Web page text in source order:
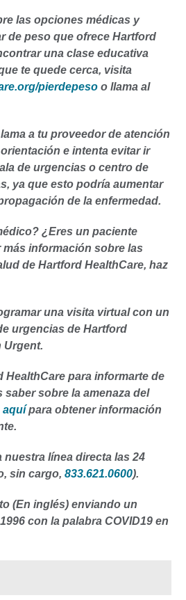
las opciones médicas y
de peso que ofrece Hartford
una clase educativa
te quede cerca, visita
pierdepeso o llama al
a tu proveedor de atención
e intenta evitar ir
de urgencias o centro de
ya que esto podría aumentar
de la enfermedad.
¿Eres un paciente
información sobre las
de Hartford HealthCare, haz
una visita virtual con un
urgencias de Hartford
Urgent.
HealthCare para informarte de
sobre la amenaza del
aquípara obtener información
nuestra línea directa las 24
sin cargo, 833.621.0600).
(En inglés) enviando un
con la palabra COVID19 en